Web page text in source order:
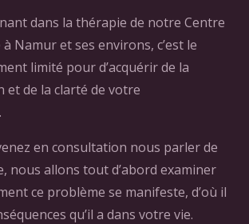
dans la thérapie de notre Centre
Namur et ses environs, c’est le
limité pour d’acquérir de la
et de la clarté de votre
en consultation nous parler de
nous allons tout d’abord examiner
ce problème se manifeste, d’où il
qu’il a dans votre vie.